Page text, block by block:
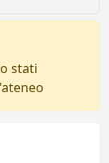
stati